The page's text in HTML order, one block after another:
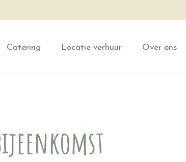
Catering Locatie verhuur Over ons